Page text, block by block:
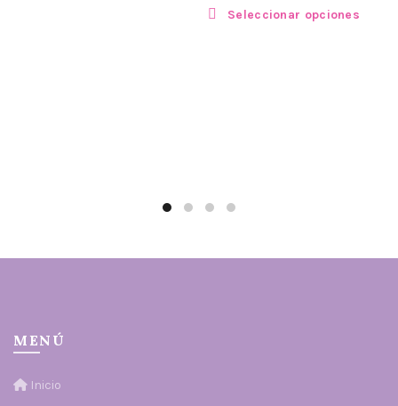
Seleccionar opciones
MENÚ
Inicio